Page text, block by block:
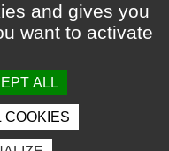
and gives you
want to activate
ALL
COOKIES